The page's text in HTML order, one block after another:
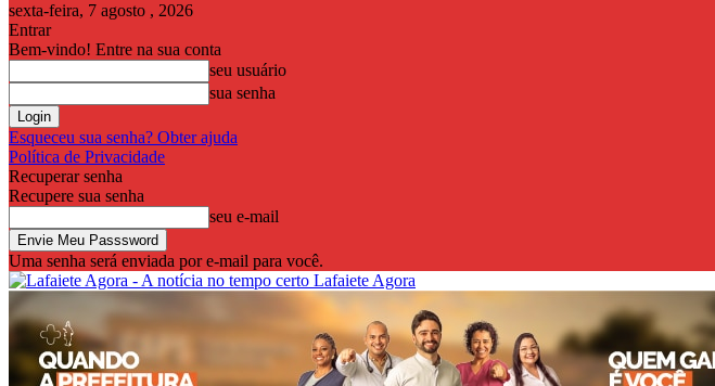
sexta-feira, 7 agosto , 2026
Entrar
Bem-vindo! Entre na sua conta
seu usuário
sua senha
Esqueceu sua senha? Obter ajuda
Política de Privacidade
Recuperar senha
Recupere sua senha
seu e-mail
Uma senha será enviada por e-mail para você.
Lafaiete Agora